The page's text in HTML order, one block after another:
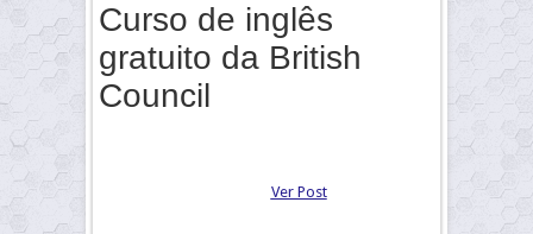
Curso de inglês
gratuito da British
Council
Ver Post